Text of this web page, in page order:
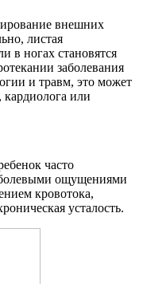
внешних
листая
в ногах становятся
заболевания
и травм, это может
кардиолога или
часто
болевыми ощущениями
кровотока,
усталость.